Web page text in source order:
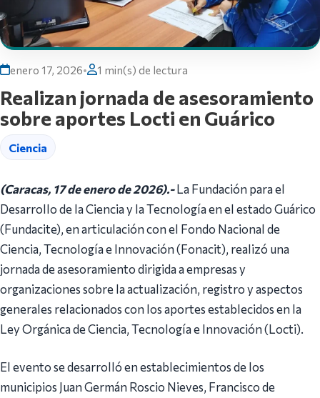
enero 17, 2026• 1 min(s) de lectura
Realizan jornada de asesoramiento
sobre aportes Locti en Guárico
Ciencia
(Caracas, 17 de enero de 2026).-La Fundación para el
Desarrollo de la Ciencia y la Tecnología en el estado Guárico
(Fundacite), en articulación con el Fondo Nacional de
Ciencia, Tecnología e Innovación (Fonacit), realizó una
jornada de asesoramiento dirigida a empresas y
organizaciones sobre la actualización, registro y aspectos
generales relacionados con los aportes establecidos en la
Ley Orgánica de Ciencia, Tecnología e Innovación (Locti).
El evento se desarrolló en establecimientos de los
municipios Juan Germán Roscio Nieves, Francisco de